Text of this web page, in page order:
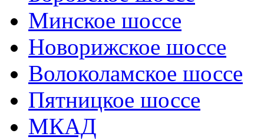
Минское шоссе
Новорижское шоссе
Волоколамское шоссе
Пятницкое шоссе
МКАД